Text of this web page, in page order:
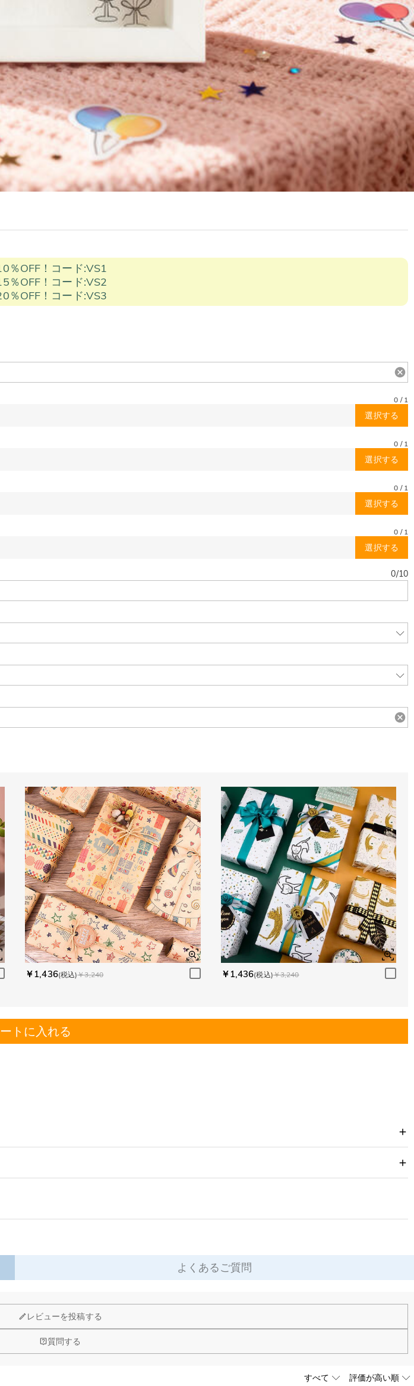
％OFF！コード:VS1
％OFF！コード:VS2
％OFF！コード:VS3
0 / 1
選択する
0 / 1
選択する
0 / 1
選択する
0 / 1
選択する
0/10
￥1,436(税込)￥3,240 ￥1,436(税込)￥3,240
トに入れる
ンの想いを伝えられます。
。
よくあるご質問
レビューを投稿する
質問する
、無料でお見積もりを作成いたします。お気軽にお問い合わせください。
像をご使用ください。